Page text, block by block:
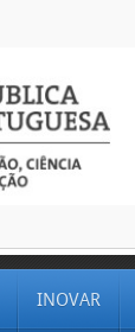
INOVAR